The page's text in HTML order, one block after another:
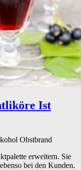
Ist
Obstbrand
erweitern. Sie
bei den Kunden.